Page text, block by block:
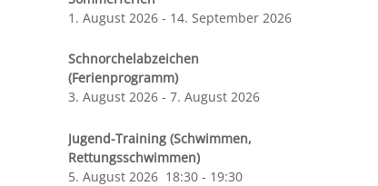
1. August 2026- 14. September 2026
Schnorchelabzeichen
(Ferienprogramm)
3. August 2026- 7. August 2026
Jugend-Training (Schwimmen,
Rettungsschwimmen)
5. August 2026 18:30- 19:30